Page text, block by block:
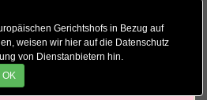
Gerichtshofs in Bezug auf
weisen wir hier auf die Datenschutz
von Dienstanbietern hin.
OK
zum Cheat